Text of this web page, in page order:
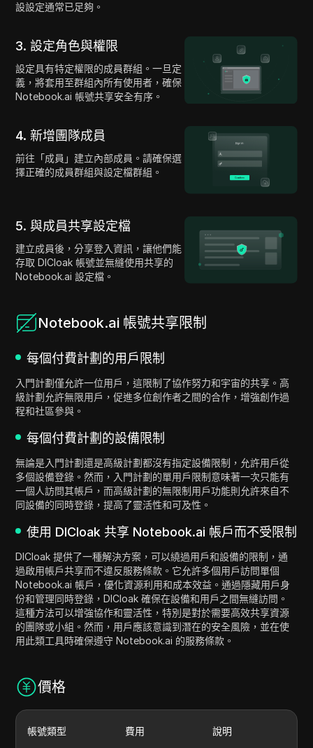
設設定通常已足夠。
3. 設定角色與權限
設定具有特定權限的成員群組。一旦定
義，將套用至群組內所有使用者，確保
Notebook.ai 帳號共享安全有序。
4. 新增團隊成員
前往「成員」建立內部成員。請確保選
擇正確的成員群組與設定檔群組。
5. 與成員共享設定檔
建立成員後，分享登入資訊，讓他們能
存取 DICloak 帳號並無縫使用共享的
Notebook.ai 設定檔。
Notebook.ai 帳號共享限制
每個付費計劃的用戶限制
入門計劃僅允許一位用戶，這限制了協作努力和宇宙的共享。高
級計劃允許無限用戶，促進多位創作者之間的合作，增強創作過
程和社區參與。
每個付費計劃的設備限制
無論是入門計劃還是高級計劃都沒有指定設備限制，允許用戶從
多個設備登錄。然而，入門計劃的單用戶限制意味著一次只能有
一個人訪問其帳戶，而高級計劃的無限制用戶功能則允許來自不
同設備的同時登錄，提高了靈活性和可及性。
使用 DICloak 共享 Notebook.ai 帳戶而不受限制
DICloak 提供了一種解決方案，可以繞過用戶和設備的限制，通
過啟用帳戶共享而不違反服務條款。它允許多個用戶訪問單個
Notebook.ai 帳戶，優化資源利用和成本效益。通過隱藏用戶身
份和管理同時登錄，DICloak 確保在設備和用戶之間無縫訪問。
這種方法可以增強協作和靈活性，特別是對於需要高效共享資源
的團隊或小組。然而，用戶應該意識到潛在的安全風險，並在使
用此類工具時確保遵守 Notebook.ai 的服務條款。
價格
帳號類型 費用 說明